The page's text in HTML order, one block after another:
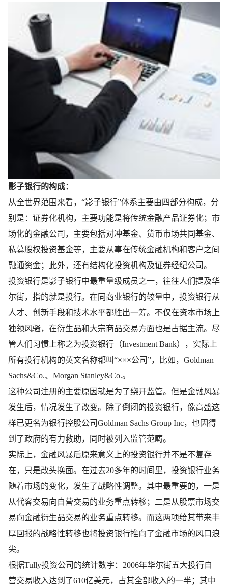
影子银行的构成：
从全世界范围来看，“影子银行”体系主要由四部分构成，分
别是：证券化机构，主要功能是将传统金融产品证券化；市
场化的金融公司，主要包括对冲基金、货币市场共同基金、
私募股权投资基金等，主要从事在传统金融机构和客户之间
融通资金；此外，还有结构化投资机构及证券经纪公司。
投资银行是影子银行中最重量级成员之一，往往人们提及华
尔街，指的就是投行。在同商业银行的较量中，投资银行从
人才、创新手段和技术水平都胜出一筹。不仅在资本市场上
独领风骚，在衍生品和大宗商品交易方面也是占据主流。尽
管人们习惯上称之为投资银行（Investment Bank），实际上
所有投行机构的英文名称都叫“×××公司”，比如，Goldman
Sachs&Co.、Morgan Stanley&Co.。
这种公司注册的主要原因就是为了绕开监管。但是金融风暴
发生后，情况发生了改变。除了倒闭的投资银行，像高盛这
样已更名为银行控股公司Goldman Sachs Group Inc，也因得
到了政府的有力救助，同时被列入监管范畴。
实际上，金融风暴后原来意义上的投资银行并不是不复存
在，只是改头换面。在过去20多年的时间里，投资银行业务
随着市场的变化，发生了战略性调整。其中最重要的，一是
从代客交易向自营交易的业务重点转移；二是从股票市场交
易向金融衍生品交易的业务重点转移。而这两项给其带来丰
厚回报的战略性转移也将投资银行推向了金融市场的风口浪
尖。
根据Tully投资公司的统计数字：2006年华尔街五大投行自
营交易收入达到了610亿美元，占其全部收入的一半；其中